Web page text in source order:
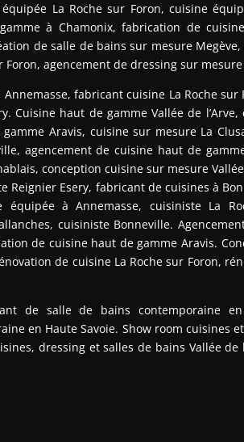
La Roche sur Foron, cuisine
à Chamonix, fabrication de
de salle de bains sur mesure
agencement de dressing sur
fabricant cuisine La Roche sur
Cuisine haut de gamme Vallée de
Aravis, cuisine sur mesure La
agencement de cuisine haut de
conception cuisine sur mesure
Reignier Esery, fabricant de cuisines à
à Annemasse, cuisiniste La
cuisiniste Bonneville.
de cuisine haut de gamme Aravis.
de cuisine La Roche sur Foron,
de salle de bains contemporaine
en Haute Savoie. Show room cuisines
dressing et salles de bains Vallée de